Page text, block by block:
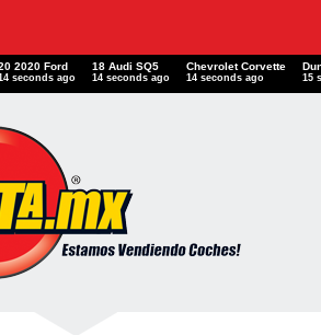
2020 Ford
seconds ago
18 Audi SQ5
14 seconds ago
Chevrolet Corvette
14 seconds ago 15